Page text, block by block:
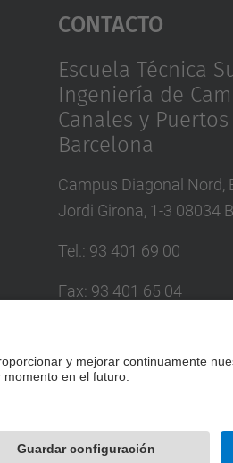
Contacto
Escuela Técnica
Ingeniería de
Canales y
Barcelona
Campus Diagonal Nord,
Jordi Girona, 1-3 08034
Tel. : 93 401 69 00
Fax: 93 401 65 04
Formulario de contacto
Desarrollado con